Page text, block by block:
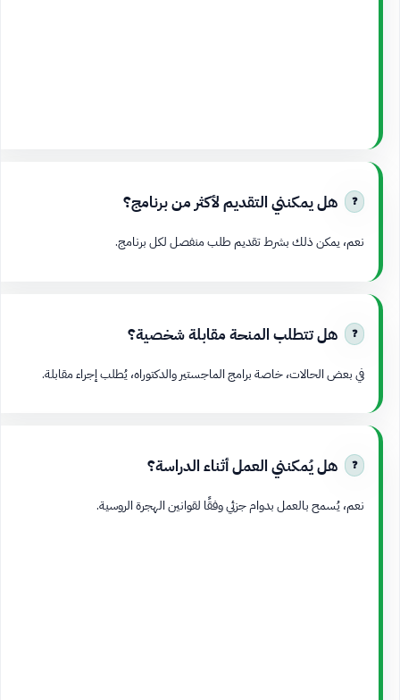
هل يمكنني التقديم لأكثر من برنامج؟
نعم، يمكن ذلك بشرط تقديم طلب منفصل لكل برنامج.
هل تتطلب المنحة مقابلة شخصية؟
في بعض الحالات، خاصة برامج الماجستير والدكتوراه، يُطلب إجراء مقابلة.
هل يُمكنني العمل أثناء الدراسة؟
نعم، يُسمح بالعمل بدوام جزئي وفقًا لقوانين الهجرة الروسية.